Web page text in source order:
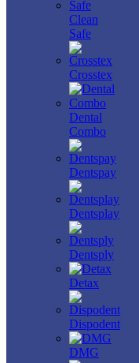
Clean
Safe
Crosstex
Dental
Combo
Dentspay
Dentsplay
Dentsply
Detax
Dispodent
DMG